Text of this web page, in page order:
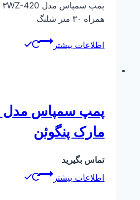
همراه ۳۰ متر شلنگ
اطلاعات بیشتر
مارک پنگوئن
تماس بگیرید
اطلاعات بیشتر